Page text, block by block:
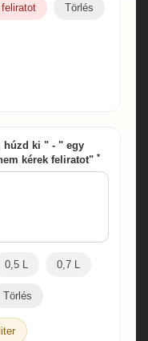
Törlés
húzd ki " - " egy
kérek feliratot" *
0,5 L 0,7 L
Törlés